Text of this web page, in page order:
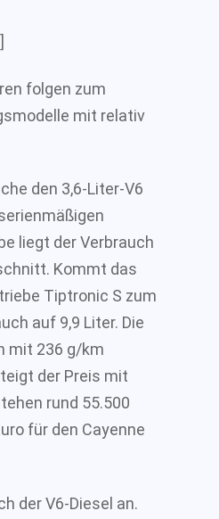
folgen zum
mit relativ
den 3,6-Liter-V6
liegt der Verbrauch
Kommt das
Tiptronic S zum
auf 9,9 Liter. Die
mit 236 g/km
der Preis mit
rund 55.500
für den Cayenne
der V6-Diesel an.